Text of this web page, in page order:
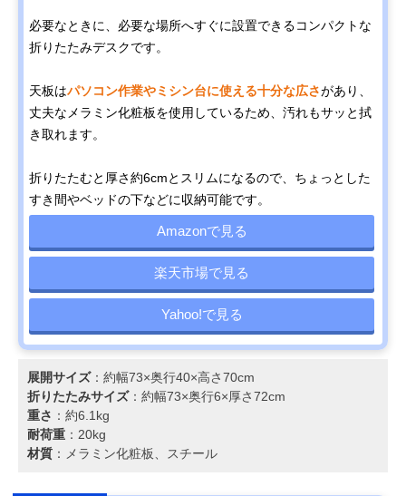
必要なときに、必要な場所へすぐに設置できるコンパクトな
折りたたみデスクです。
天板はパソコン作業やミシン台に使える十分な広さがあり、
丈夫なメラミン化粧板を使用しているため、汚れもサッと拭
き取れます。
折りたたむと厚さ約6cmとスリムになるので、ちょっとした
すき間やベッドの下などに収納可能です。
Amazonで見る
楽天市場で見る
Yahoo!で見る
展開サイズ：約幅73×奥行40×高さ70cm
折りたたみサイズ：約幅73×奥行6×厚さ72cm
重さ ：約6.1kg
耐荷重 ：20kg
材質 ：メラミン化粧板、スチール